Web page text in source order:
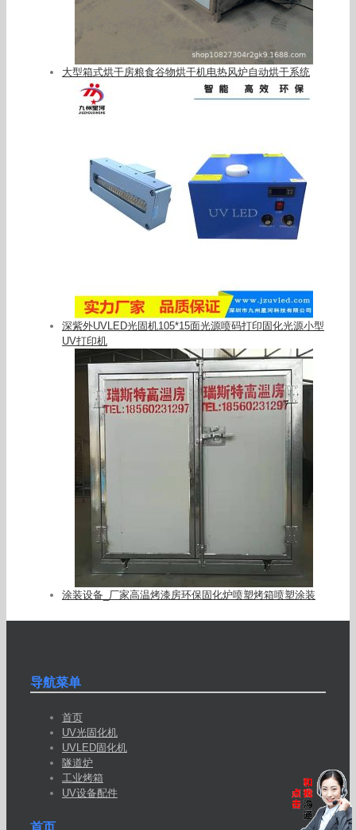
大型箱式烘干房粮食谷物烘干机电热风炉自动烘干系统
深紫外UVLED光固机105*15面光源喷码打印固化光源小型
UV打印机
涂装设备_厂家高温烤漆房环保固化炉喷塑烤箱喷塑涂装
导航菜单
首页
UV光固化机
UVLED固化机
隧道炉
工业烤箱
UV设备配件